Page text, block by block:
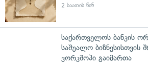
2 საათის წინ
საქართველოს ბანკის
საშუალო ბიზნესისთვის
ვორკშოპი გაიმართა